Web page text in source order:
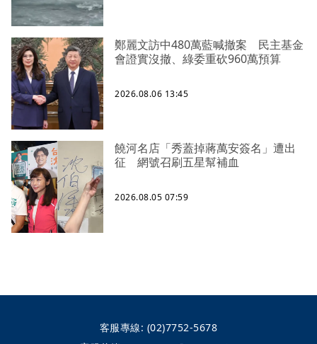
鄭麗文訪中480萬藍喊撤案 民主基金
會證實沒撤、綠委重砍960萬預算
2026.08.06 13:45
饒河名店「秀蓋掉蔣萬安簽名」遭出
征 網號召刷五星幫補血
2026.08.05 07:59
客服專線: (02)7752-5678